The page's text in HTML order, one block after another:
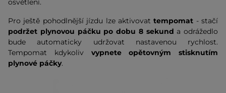
osvětlení.
Pro ještě pohodlnější jízdu lze aktivovat tempomat - stačí
podržet plynovou páčku po dobu 8 sekund a odrážedlo
bude automaticky udržovat nastavenou rychlost.
Tempomat kdykoliv vypnete opětovným stisknutím
plynové páčky.